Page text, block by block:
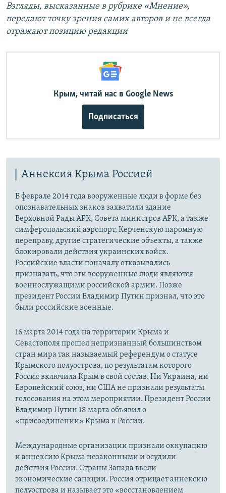
Взгляды, высказанные в рубрике «Мнение»,
передают точку зрения самих авторов и не всегда
отражают позицию редакции
Крым, читай нас в Google News
Подписаться
Аннексия Крыма Россией
В феврале 2014 года вооруженные люди в форме без
опознавательных знаков захватили здание
Верховной Рады АРК, Совета министров АРК, а также
симферопольский аэропорт, Керченскую паромную
переправу, другие стратегические объекты, а также
блокировали действия украинских войск.
Российские власти поначалу отказывались
признавать, что эти вооруженные люди являются
военнослужащими российской армии. Позже
президент России Владимир Путин признал, что это
были российские военные.
16 марта 2014 года на территории Крыма и
Севастополя прошел непризнанный большинством
стран мира так называемый референдум о статусе
Крымского полуострова, по результатам которого
Россия включила Крым в свой состав. Ни Украина, ни
Европейский союз, ни США не признали результаты
голосования на этом мероприятии. Президент России
Владимир Путин 18 марта объявил о
«присоединении» Крыма к России.
Международные организации признали оккупацию
и аннексию Крыма незаконными и осудили
действия России. Страны Запада ввели
экономические санкции. Россия отрицает аннексию
полуострова и называет это «восстановлением